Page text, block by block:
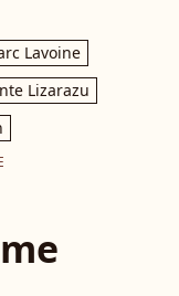
Lavoine
Lizarazu